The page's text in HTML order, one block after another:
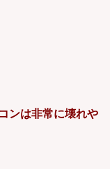
ンは非常に壊れや